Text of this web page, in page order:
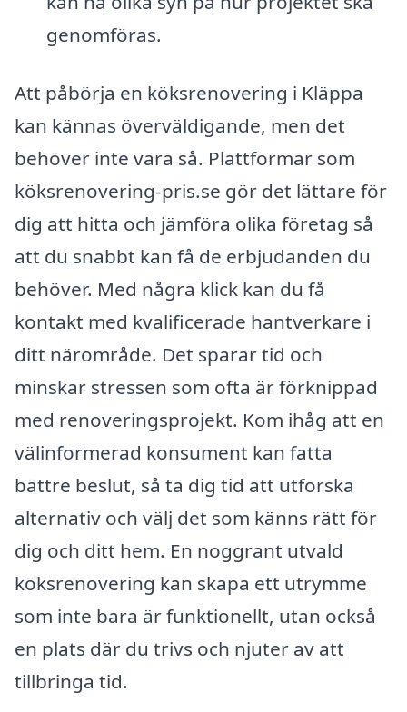
genomföras.
Att påbörja en köksrenovering i Kläppa
kan kännas överväldigande, men det
behöver inte vara så. Plattformar som
köksrenovering-pris.se gör det lättare för
dig att hitta och jämföra olika företag så
att du snabbt kan få de erbjudanden du
behöver. Med några klick kan du få
kontakt med kvalificerade hantverkare i
ditt närområde. Det sparar tid och
minskar stressen som ofta är förknippad
med renoveringsprojekt. Kom ihåg att en
välinformerad konsument kan fatta
bättre beslut, så ta dig tid att utforska
alternativ och välj det som känns rätt för
dig och ditt hem. En noggrant utvald
köksrenovering kan skapa ett utrymme
som inte bara är funktionellt, utan också
en plats där du trivs och njuter av att
tillbringa tid.